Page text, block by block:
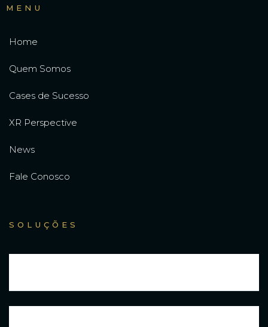
MENU
Home
Quem Somos
Cases de Sucesso
XR Perspective
News
Fale Conosco
SOLUÇÕES